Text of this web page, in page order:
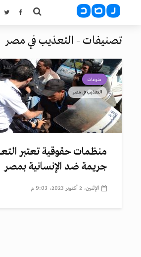
تصنيفات - التعذيب في مصر
منوعات
التعذيب في مصر
منظمات حقوقية تعتبر
جريمة ضد الإنسانية بمصر
الإثنين، 2 أكتوبر 2023، 9:03 م